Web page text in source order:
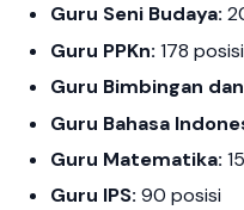
Guru Seni Budaya:
Guru PPKn: 178 posisi
Guru Bimbingan
Guru Bahasa
Guru Matematika:
Guru IPS: 90 posisi